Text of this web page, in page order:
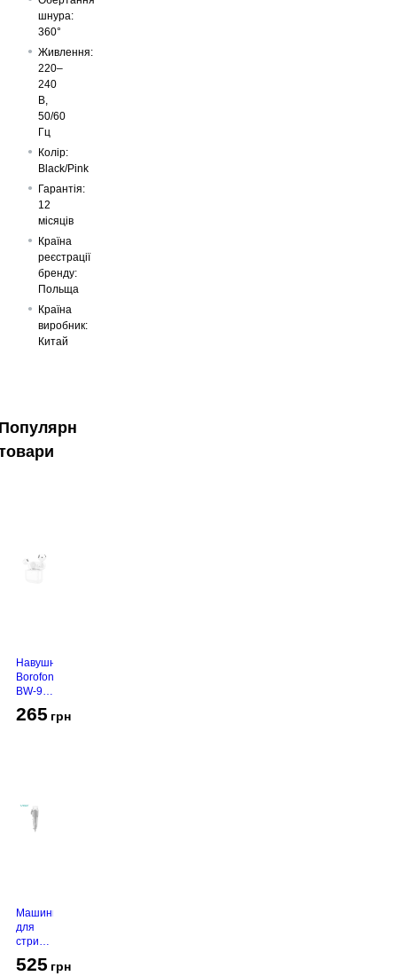
шнура:
360°
Живлення:
220–
240
В,
50/60
Гц
Колір:
Black/Pink
Гарантія:
12
місяців
Країна
реєстрації
бренду:
Польща
Країна
виробник:
Китай
Навушники
Borofone
BW-94
White
265 грн
Машинка
для
стрижки
VGR V-
130
525 грн